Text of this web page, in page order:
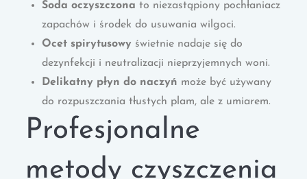
Soda oczyszczona to niezastąpiony pochłaniacz
zapachów i środek do usuwania wilgoci.
Ocet spirytusowy świetnie nadaje się do
dezynfekcji i neutralizacji nieprzyjemnych woni.
Delikatny płyn do naczyń może być używany
do rozpuszczania tłustych plam, ale z umiarem.
Profesjonalne
metody czyszczenia